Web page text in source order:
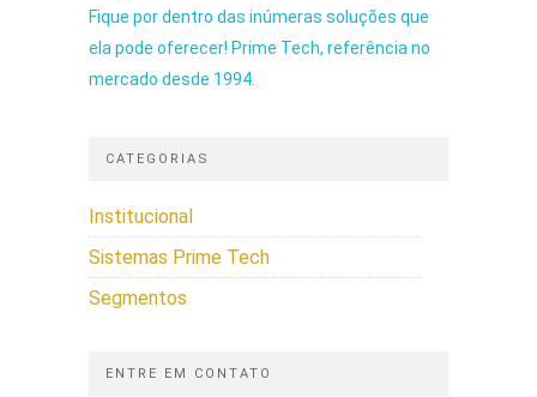
Fique por dentro das inúmeras soluções que
ela pode oferecer! Prime Tech, referência no
mercado desde 1994.
CATEGORIAS
Institucional
Sistemas Prime Tech
Segmentos
ENTRE EM CONTATO